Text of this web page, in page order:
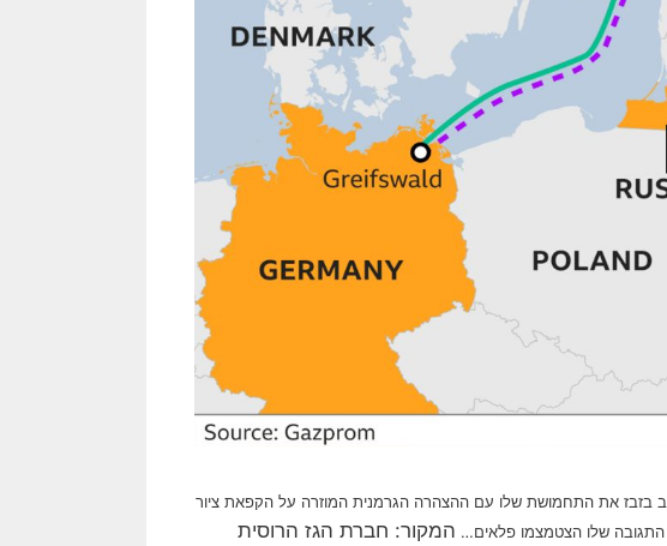
בזבז את התחמושת שלו עם ההצהרה הגרמנית המוזרה על הקפאת ציור
המקור: חברת הגז הרוסית